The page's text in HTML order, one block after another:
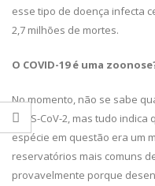
esse tipo de doença infecta
2,7 milhões de mortes.
O COVID-19 é uma
No momento, não se sabe
SARS-CoV-2, mas tudo
espécie em questão era um
reservatórios mais comuns
provavelmente porque